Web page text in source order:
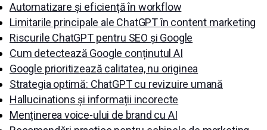
Automatizare și eficiență în workflow
Limitarile principale ale ChatGPT în content marketing
Riscurile ChatGPT pentru SEO și Google
Cum detectează Google conținutul AI
Google prioritizează calitatea, nu originea
Strategia optimă: ChatGPT cu revizuire umană
Hallucinations și informații incorecte
Menținerea voice-ului de brand cu AI